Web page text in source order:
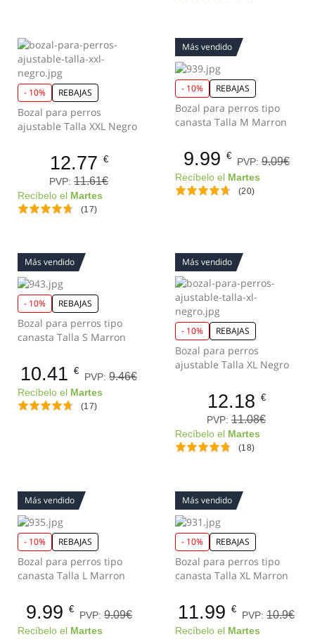
- 10% REBAJAS
Bozal para perros
ajustable Talla XXL Negro
12.77 €
PVP: 11.61€
Recíbelo el Martes
(17)
Más vendido
- 10% REBAJAS
Bozal para perros tipo
canasta Talla M Marron
9.99 €
PVP: 9.09€
Recíbelo el Martes
(20)
Más vendido
- 10% REBAJAS
Bozal para perros tipo
canasta Talla S Marron
10.41 €
PVP: 9.46€
Recíbelo el Martes
(17)
Más vendido
- 10% REBAJAS
Bozal para perros
ajustable Talla XL Negro
12.18 €
PVP: 11.08€
Recíbelo el Martes
(18)
Más vendido
- 10% REBAJAS
Bozal para perros tipo
canasta Talla L Marron
9.99 €
PVP: 9.09€
Recíbelo el Martes
Más vendido
- 10% REBAJAS
Bozal para perros tipo
canasta Talla XL Marron
11.99 €
PVP: 10.9€
Recíbelo el Martes